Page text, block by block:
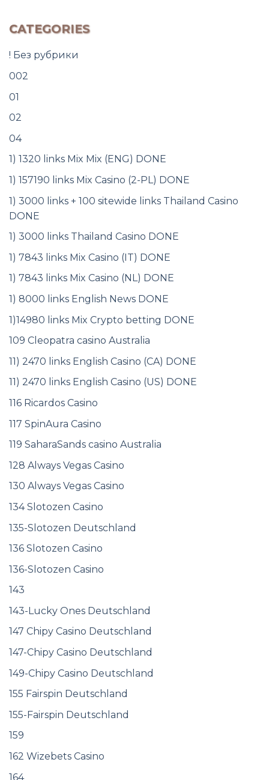
CATEGORIES
! Без рубрики
002
01
02
04
1) 1320 links Mix Mix (ENG) DONE
1) 157190 links Mix Casino (2-PL) DONE
1) 3000 links + 100 sitewide links Thailand Casino
DONE
1) 3000 links Thailand Casino DONE
1) 7843 links Mix Casino (IT) DONE
1) 7843 links Mix Casino (NL) DONE
1) 8000 links English News DONE
1)14980 links Mix Crypto betting DONE
109 Cleopatra casino Australia
11) 2470 links English Casino (CA) DONE
11) 2470 links English Casino (US) DONE
116 Ricardos Casino
117 SpinAura Casino
119 SaharaSands casino Australia
128 Always Vegas Casino
130 Always Vegas Casino
134 Slotozen Casino
135-Slotozen Deutschland
136 Slotozen Casino
136-Slotozen Casino
143
143-Lucky Ones Deutschland
147 Chipy Casino Deutschland
147-Chipy Casino Deutschland
149-Chipy Casino Deutschland
155 Fairspin Deutschland
155-Fairspin Deutschland
159
162 Wizebets Casino
164